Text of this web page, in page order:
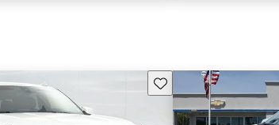
Guarda este Aviso